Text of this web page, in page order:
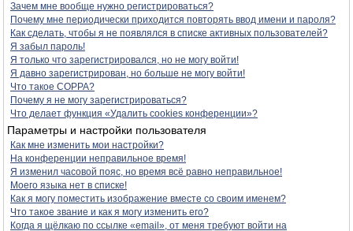
Зачем мне вообще нужно регистрироваться?
Почему мне периодически приходится повторять ввод имени и пароля?
Как сделать, чтобы я не появлялся в списке активных пользователей?
Я забыл пароль!
Я только что зарегистрировался, но не могу войти!
Я давно зарегистрирован, но больше не могу войти!
Что такое COPPA?
Почему я не могу зарегистрироваться?
Что делает функция «Удалить cookies конференции»?
Параметры и настройки пользователя
Как мне изменить мои настройки?
На конференции неправильное время!
Я изменил часовой пояс, но время всё равно неправильное!
Моего языка нет в списке!
Как я могу поместить изображение вместе со своим именем?
Что такое звание и как я могу изменить его?
Когда я щёлкаю по ссылке «email», от меня требуют войти на